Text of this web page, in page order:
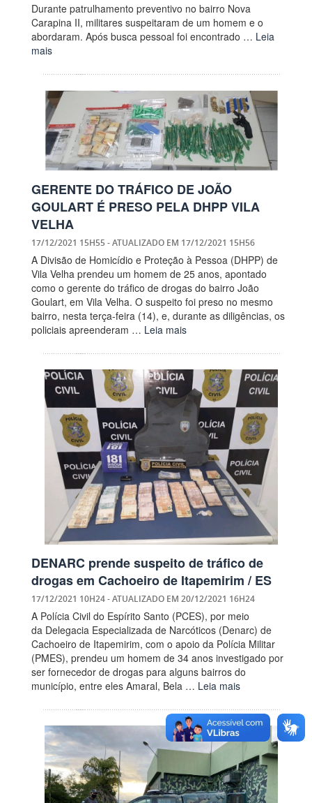
Durante patrulhamento preventivo no bairro Nova
Carapina II, militares suspeitaram de um homem e o
abordaram. Após busca pessoal foi encontrado … Leia
mais
GERENTE DO TRÁFICO DE JOÃO
GOULART É PRESO PELA DHPP VILA
VELHA
17/12/2021 15H55- ATUALIZADO EM 17/12/2021 15H56
A Divisão de Homicídio e Proteção à Pessoa (DHPP) de
Vila Velha prendeu um homem de 25 anos, apontado
como o gerente do tráfico de drogas do bairro João
Goulart, em Vila Velha. O suspeito foi preso no mesmo
bairro, nesta terça-feira (14), e, durante as diligências, os
policiais apreenderam … Leia mais
DENARC prende suspeito de tráfico de
drogas em Cachoeiro de Itapemirim / ES
17/12/2021 10H24- ATUALIZADO EM 20/12/2021 16H24
A Polícia Civil do Espírito Santo (PCES), por meio
da Delegacia Especializada de Narcóticos (Denarc) de
Cachoeiro de Itapemirim, com o apoio da Polícia Militar
(PMES), prendeu um homem de 34 anos investigado por
ser fornecedor de drogas para alguns bairros do
município, entre eles Amaral, Bela … Leia mais